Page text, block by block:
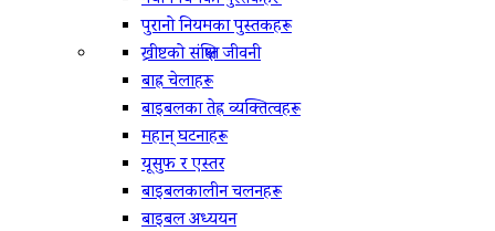
पुरानो नियमका पुस्तकहरू
ख्रीष्टको संक्षिप्त जीवनी
बाह्र चेलाहरू
बाइबलका तेह्र व्यक्तित्वहरू
महान् घटनाहरू
यूसुफ र एस्तर
बाइबलकालीन चलनहरू
बाइबल अध्ययन